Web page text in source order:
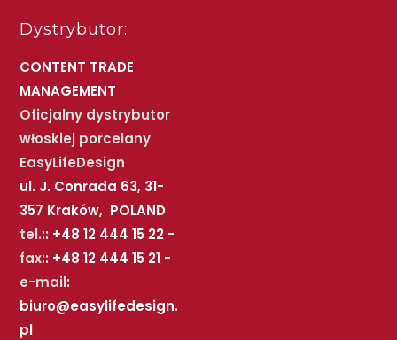
Dystrybutor:
CONTENT TRADE
MANAGEMENT
Oficjalny dystrybutor
włoskiej porcelany
EasyLifeDesign
ul. J. Conrada 63, 31-
357 Kraków, POLAND
tel.:: +48 12 444 15 22 -
fax:: +48 12 444 15 21 -
e-mail:
biuro@easylifedesign.
pl